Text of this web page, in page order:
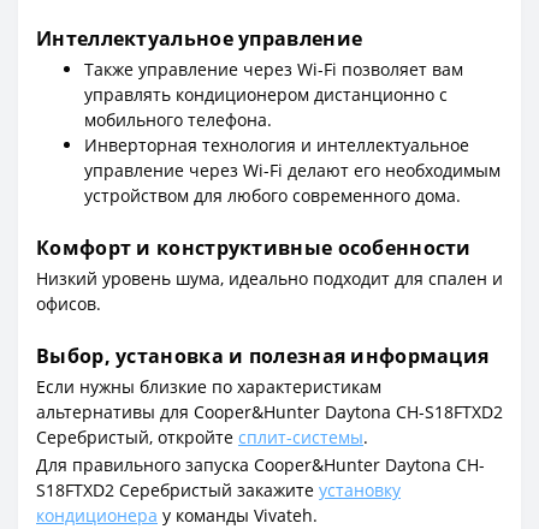
Интеллектуальное управление
Также управление через Wi-Fi позволяет вам
управлять кондиционером дистанционно с
мобильного телефона.
Инверторная технология и интеллектуальное
управление через Wi-Fi делают его необходимым
устройством для любого современного дома.
Комфорт и конструктивные особенности
Низкий уровень шума, идеально подходит для спален и
офисов.
Выбор, установка и полезная информация
Если нужны близкие по характеристикам
альтернативы для Cooper&Hunter Daytona CH-S18FTXD2
Серебристый, откройте сплит-системы.
Для правильного запуска Cooper&Hunter Daytona CH-
S18FTXD2 Серебристый закажите установку
кондиционера у команды Vivateh.